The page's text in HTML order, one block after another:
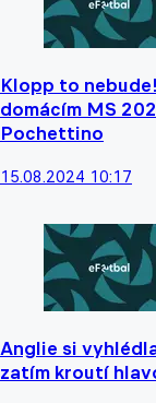
Klopp to
domácím MS
Pochettino
15.08.2024 10:17
Anglie si
zatím kroutí